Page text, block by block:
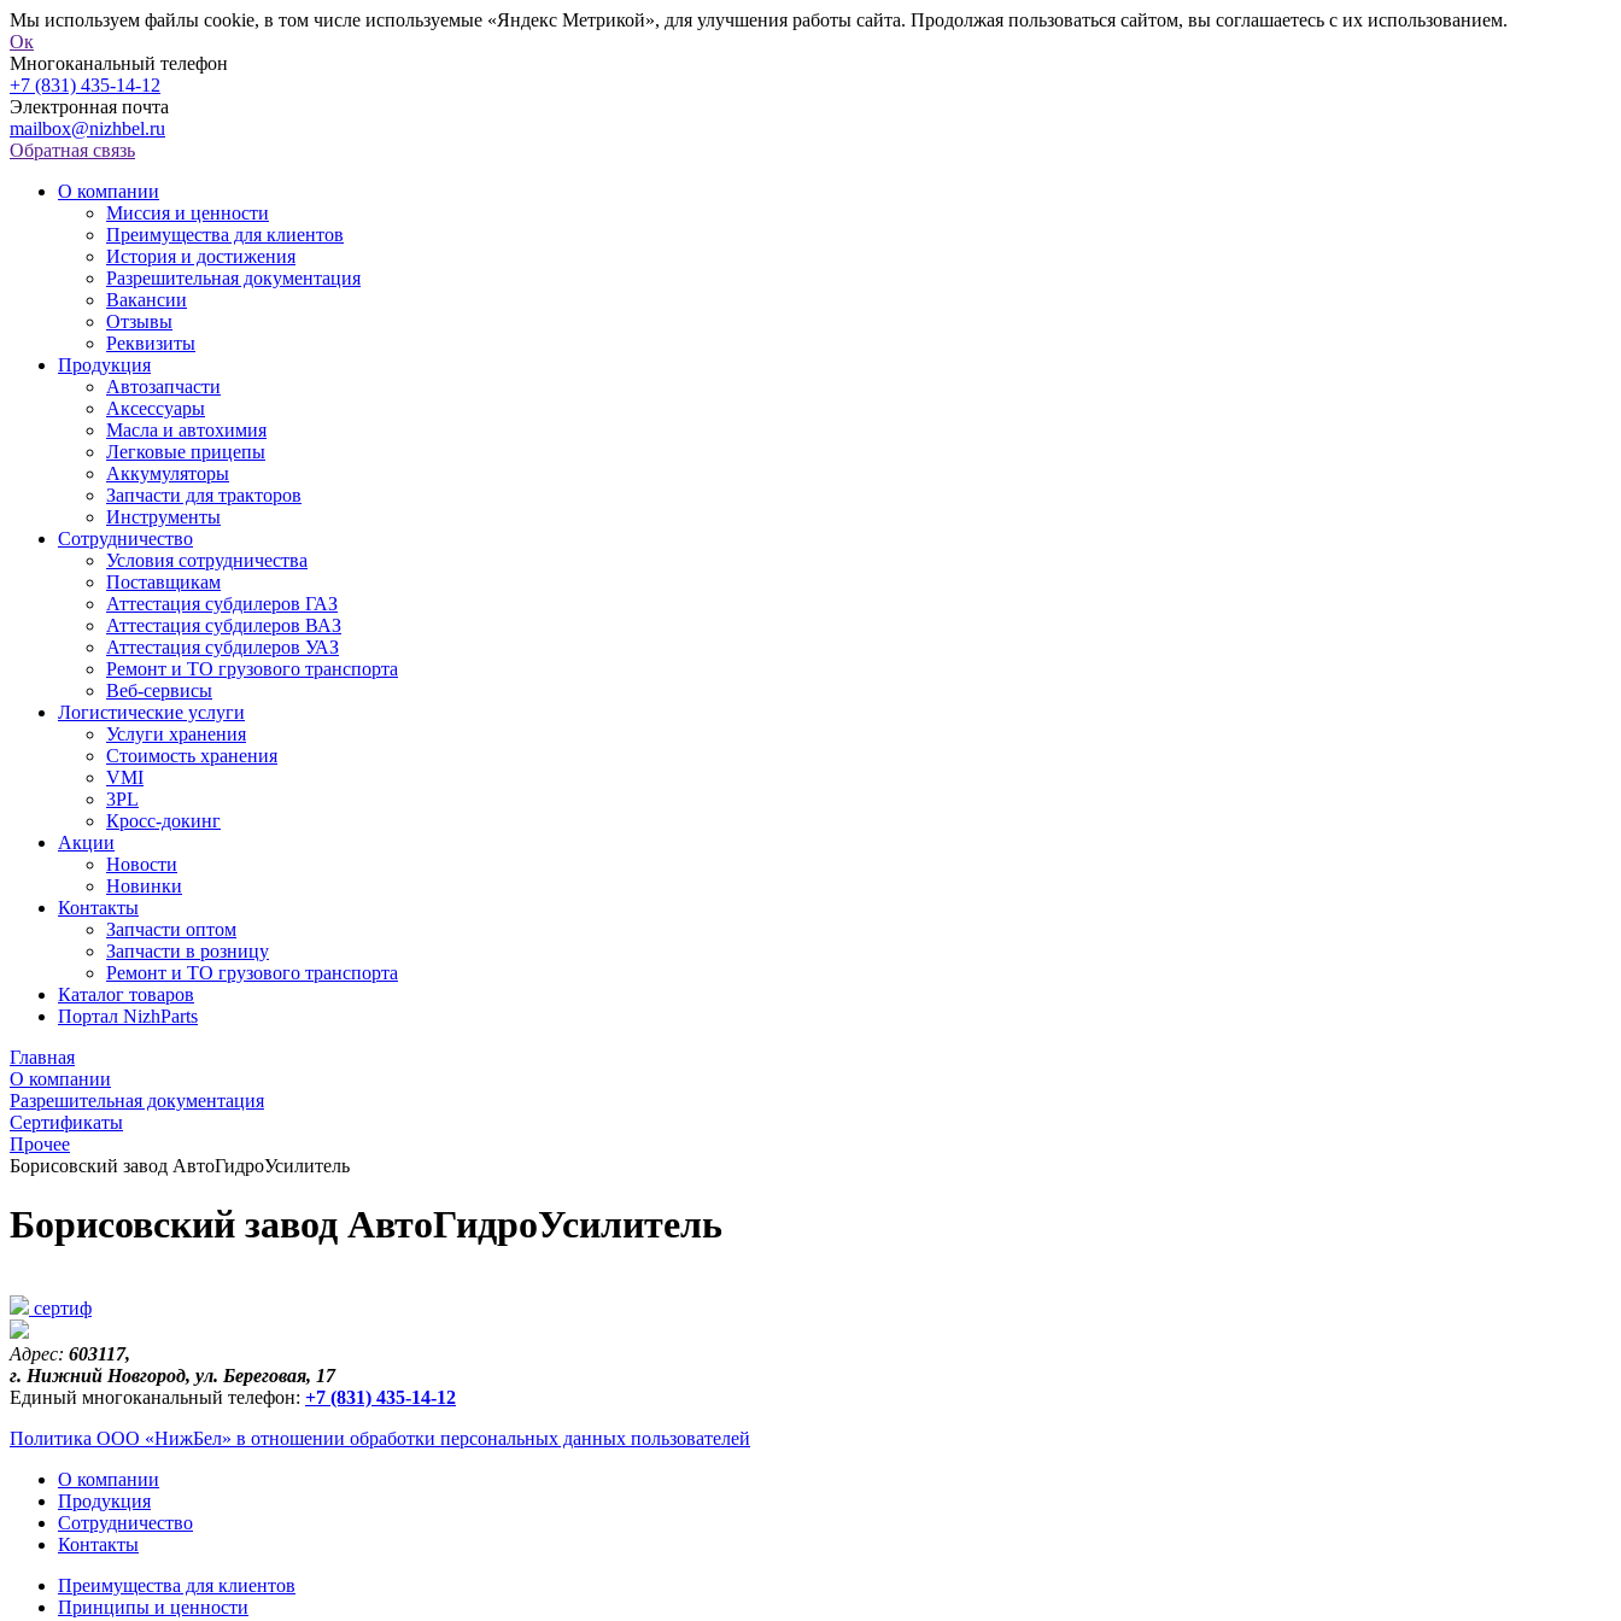
Мы используем файлы cookie, в том числе используемые «Яндекс Метрикой», для улучшения работы сайта. Продолжая пользоваться сайтом, вы соглашаетесь с их использованием.
Ок
Многоканальный телефон
+7 (831) 435-14-12
Электронная почта
mailbox@nizhbel.ru
Обратная связь
О компании
Миссия и ценности
Преимущества для клиентов
История и достижения
Разрешительная документация
Вакансии
Отзывы
Реквизиты
Продукция
Автозапчасти
Аксессуары
Масла и автохимия
Легковые прицепы
Аккумуляторы
Запчасти для тракторов
Инструменты
Сотрудничество
Условия сотрудничества
Поставщикам
Аттестация субдилеров ГАЗ
Аттестация субдилеров ВАЗ
Аттестация субдилеров УАЗ
Ремонт и ТО грузового транспорта
Веб-сервисы
Логистические услуги
Услуги хранения
Стоимость хранения
VMI
3PL
Кросс-докинг
Акции
Новости
Новинки
Контакты
Запчасти оптом
Запчасти в розницу
Ремонт и ТО грузового транспорта
Каталог товаров
Портал NizhParts
Главная
О компании
Разрешительная документация
Сертификаты
Прочее
Борисовский завод АвтоГидроУсилитель
Борисовский завод АвтоГидроУсилитель
сертиф
Адрес: 603117,
г. Нижний Новгород, ул. Береговая, 17
Единый многоканальный телефон: +7 (831) 435-14-12
Политика ООО «НижБел» в отношении обработки персональных данных пользователей
О компании
Продукция
Сотрудничество
Контакты
Преимущества для клиентов
Принципы и ценности